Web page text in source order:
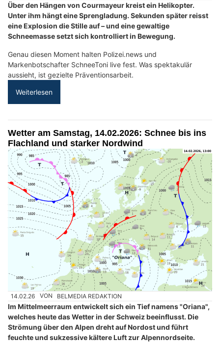
Über den Hängen von Courmayeur kreist ein Helikopter.
Unter ihm hängt eine Sprengladung. Sekunden später reisst
eine Explosion die Stille auf – und eine gewaltige
Schneemasse setzt sich kontrolliert in Bewegung.
Genau diesen Moment halten Polizei.news und
Markenbotschafter SchneeToni live fest. Was spektakulär
aussieht, ist gezielte Präventionsarbeit.
Weiterlesen
Wetter am Samstag, 14.02.2026: Schnee bis ins
Flachland und starker Nordwind
14.02.26 VON BELMEDIA REDAKTION
Im Mittelmeerraum entwickelt sich ein Tief namens "Oriana",
welches heute das Wetter in der Schweiz beeinflusst. Die
Strömung über den Alpen dreht auf Nordost und führt
feuchte und sukzessive kältere Luft zur Alpennordseite.